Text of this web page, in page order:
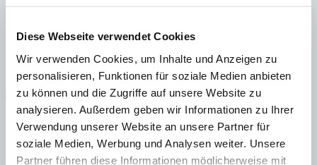
Diese Webseite verwendet Cookies
Wir verwenden Cookies, um Inhalte und Anzeigen zu
personalisieren, Funktionen für soziale Medien anbieten
zu können und die Zugriffe auf unsere Website zu
analysieren. Außerdem geben wir Informationen zu Ihrer
Verwendung unserer Website an unsere Partner für
soziale Medien, Werbung und Analysen weiter. Unsere
Partner führen diese Informationen möglicherweise mit
Port AndratxLuxusvilla mit sensationellem Blick auf 100.000 m² Land
auf Anfrage
Ref:26937
Immobilie anzeigen
Schlafzimmer 7 Badezimmer 7 Grundstück 100.000 m² Bebaute
Fläche
733 m²
Schlafzimmer 7 Badezimmer 7 Grundstück 100.000 m² Bebaute
Fläche 733 m² Baujahr 2019